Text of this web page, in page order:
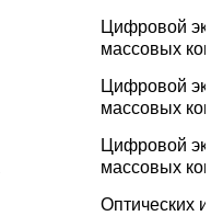
Цифровой
массовых
Цифровой
массовых
Цифровой
массовых
Оптических и